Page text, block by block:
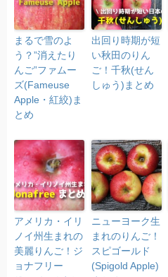
まるで雪のよ
う？”消えたり
んご”ファムー
ズ(Fameuse
Apple・紅絞)ま
とめ
出回り時期が短
い秋田のりん
ご！千秋(せん
しゅう)まとめ
アメリカ・イリ
ノイ州生まれの
美麗りんご！ジ
ョナフリー
ニューヨーク生
まれのりんご！
スピゴールド
(Spigold Apple)